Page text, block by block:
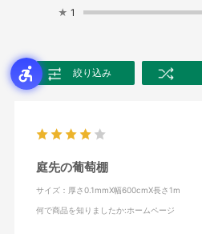
★ 1
絞り込み
庭先の葡萄棚
サイズ：厚さ0.1mmX幅600cmX長さ1m
何で商品を知りましたか:ホームページ